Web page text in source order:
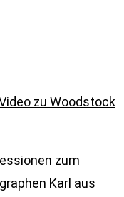
zum
Karl aus